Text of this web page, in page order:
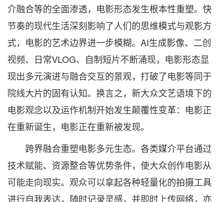
介融合等的全面渗透，电影形态发生根本性重塑。快
节奏的现代生活深刻影响了人们的思维模式与观影方
式，电影的艺术边界进一步模糊。AI生成影像、二创
视频、日常VLOG、自制短片不断涌现，电影形态显
现出多元演进与融合交互的景观，打破了电影等同于
院线大片的固有认知。换言之，新大众文艺语境下的
电影观念以及运作机制开始发生颠覆性变革：电影正
在重新诞生，电影正在重新被发现。
跨界融合重塑电影多元生态。各类媒介平台通过
技术赋能、资源整合等优势条件，使大众创作电影从
可能走向现实。观众可以拿起各种轻量化的拍摄工具
进行自我表达，随时记录灵感，并即时上传网络，亦